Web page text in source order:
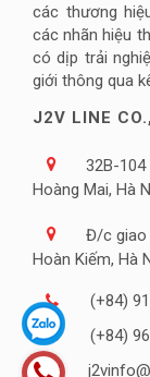
các thương
các nhãn hiệu
có dịp trải
giới thông qua
J2V LINE
32B-104
Hoàng Mai, Hà
Đ/c giao
Hoàn Kiếm, Hà
(+84)
(+84)